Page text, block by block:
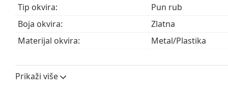
Tip okvira:
Pun rub
Boja okvira:
Zlatna
Materijal okvira:
Metal/Plastika
Širina:
Prikaži više